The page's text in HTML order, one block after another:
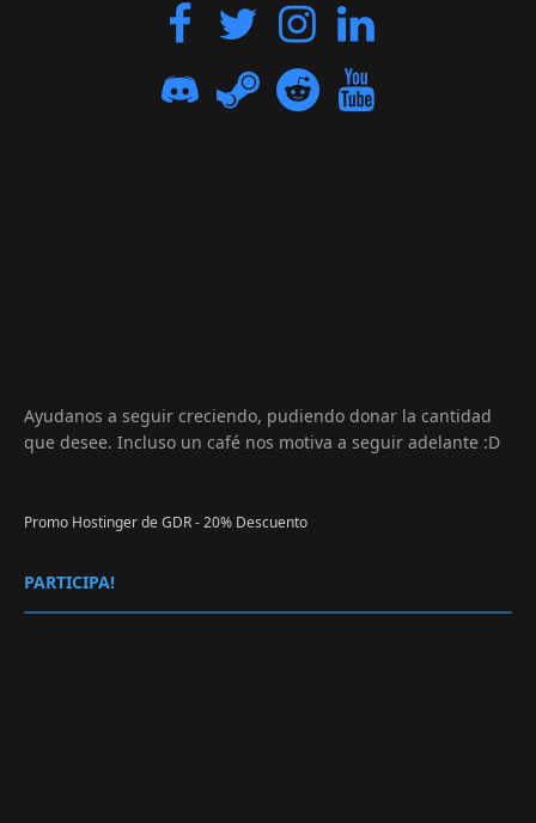
Ayudanos a seguir creciendo, pudiendo donar la cantidad
que desee. Incluso un café nos motiva a seguir adelante :D
Promo Hostinger de GDR - 20% Descuento
PARTICIPA!